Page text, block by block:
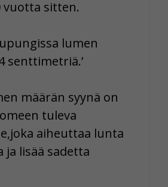
vuotta sitten.
lumen
senttimetriä.’
määrän syynä on
tuleva
aiheuttaa lunta
ja lisää sadetta